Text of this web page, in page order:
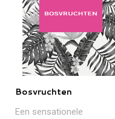
Bosvruchten
Een sensationele